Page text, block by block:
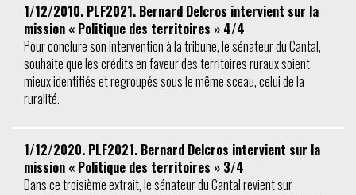
1/12/2010. PLF2021. Bernard Delcros intervient sur la
mission « Politique des territoires » 4/4
Pour conclure son intervention à la tribune, le sénateur du Cantal,
souhaite que les crédits en faveur des territoires ruraux soient
mieux identifiés et regroupés sous le même sceau, celui de la
ruralité.
1/12/2020. PLF2021. Bernard Delcros intervient sur la
mission « Politique des territoires » 3/4
Dans ce troisième extrait, le sénateur du Cantal revient sur